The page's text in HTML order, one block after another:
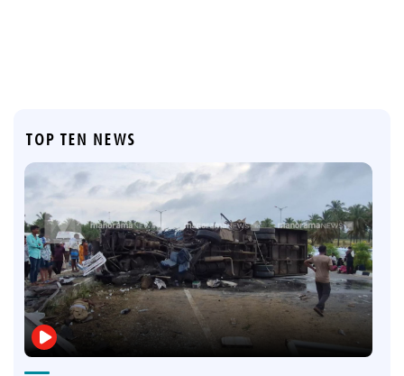
TOP TEN NEWS